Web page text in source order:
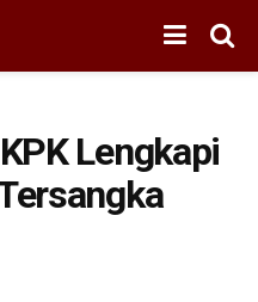
Lengkapi